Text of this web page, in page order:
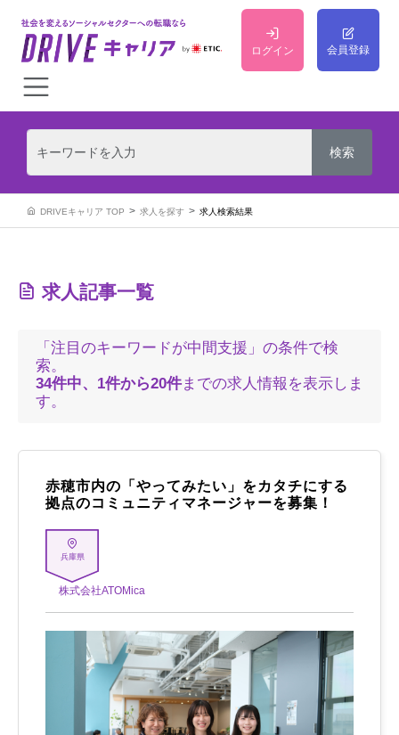
ログイン 会員登録
DRIVEキャリア TOP 求人を探す 求人検索結果
求人記事一覧
「注目のキーワードが中間支援」の条件で検
索。
34件中、1件から20件までの求人情報を表示しま
す。
赤穂市内の「やってみたい」をカタチにする
拠点のコミュニティマネージャーを募集！
兵庫県
株式会社ATOMica